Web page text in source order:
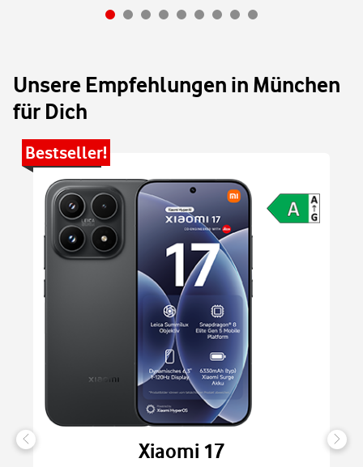
Unsere Empfehlungen in München
für Dich
Bestseller!
Xiaomi 17